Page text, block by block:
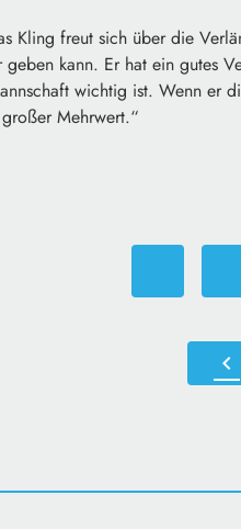
Kling freut sich über die
geben kann. Er hat ein gutes
wichtig ist. Wenn er
Mehrwert.“
chevron_left